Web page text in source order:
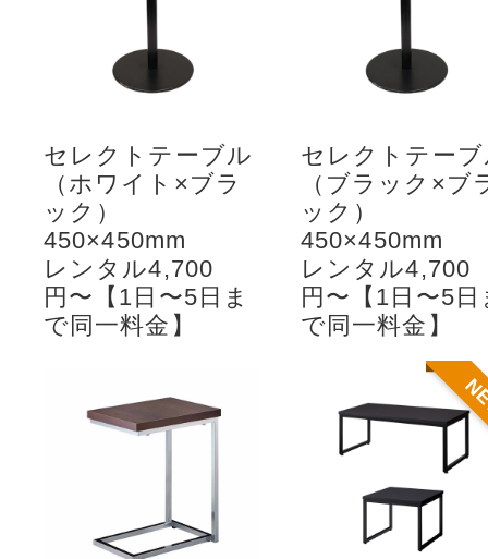
セレクトテーブル
（ホワイト×ブラ
ック）
450×450mm
レンタル4,700
円〜【1日〜5日ま
で同一料金】
セレクトテー
（ブラック×ブ
ック）
450×450mm
レンタル4,700
円〜【1日〜5日
で同一料金】